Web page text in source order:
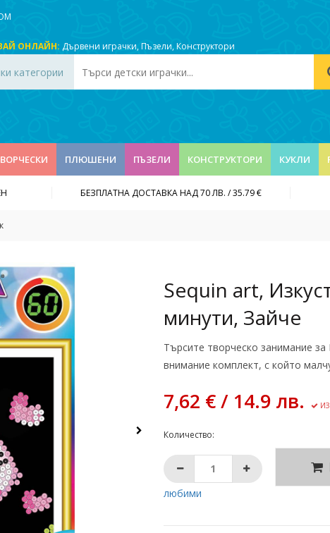
ОНЛАЙН: Дървени играчки,Пъзели,Конструктори
категории
ПЛЮШЕНИ ПЪЗЕЛИ КОНСТРУКТОРИ КУКЛИ
БЕЗПЛАТНА ДОСТАВКА НАД 70 ЛВ. / 35.79 €
Sequin art,
минути, Зайче
Търсите творческо занимание
внимание комплект, с който
7,62 € / 14.9 лв.
Количество:
любими